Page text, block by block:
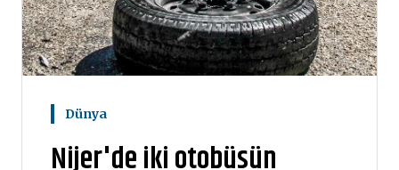
Dünya
Nijer'de iki otobüsün